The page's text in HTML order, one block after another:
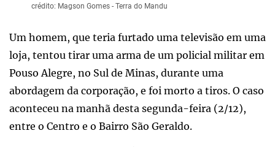
crédito: Magson Gomes - Terra do Mandu
Um homem, que teria furtado uma televisão em uma
loja, tentou tirar uma arma de um policial militar em
Pouso Alegre, no Sul de Minas, durante uma
abordagem da corporação, e foi morto a tiros. O caso
aconteceu na manhã desta segunda-feira (2/12),
entre o Centro e o Bairro São Geraldo.